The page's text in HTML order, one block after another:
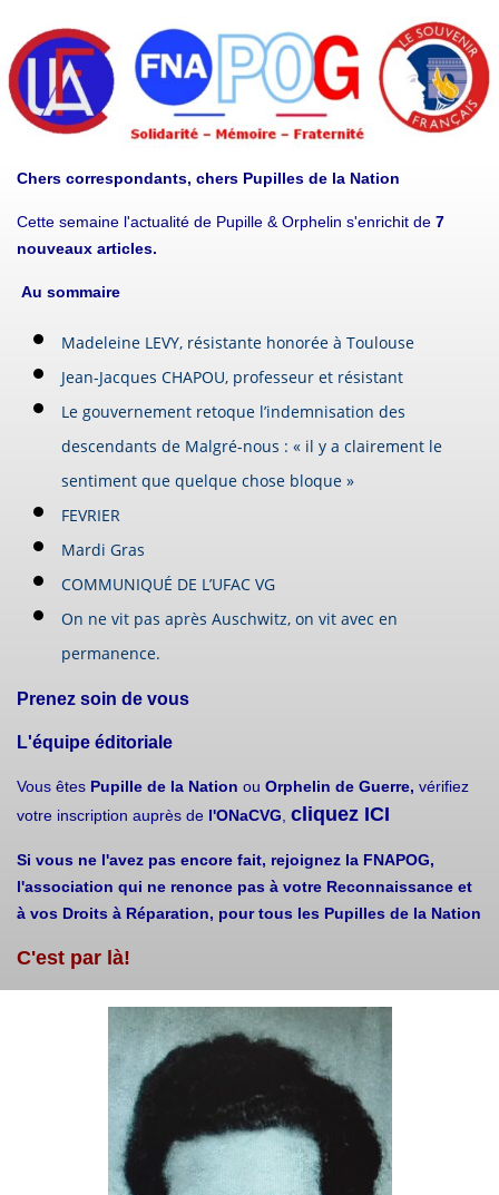
Chers correspondants, chers Pupilles de la Nation
Cette semaine l'actualité de Pupille & Orphelin s'enrichit de 7
nouveaux articles.
Au sommaire
Madeleine LEVY, résistante honorée à Toulouse
Jean-Jacques CHAPOU, professeur et résistant
Le gouvernement retoque l’indemnisation des
descendants de Malgré-nous : « il y a clairement le
sentiment que quelque chose bloque »
FEVRIER
Mardi Gras
COMMUNIQUÉ DE L’UFAC VG
On ne vit pas après Auschwitz, on vit avec en
permanence.
Prenez soin de vous
L'équipe éditoriale
Vous êtes Pupille de la Nation ou Orphelin de Guerre, vérifiez
votre inscription auprès de l'ONaCVG cliquez ICI
Si vous ne l'avez pas encore fait, rejoignez la FNAPOG,
l'association qui ne renonce pas à votre Reconnaissance et
à vos Droits à Réparation, pour tous les Pupilles de la Nation
C'est par là!